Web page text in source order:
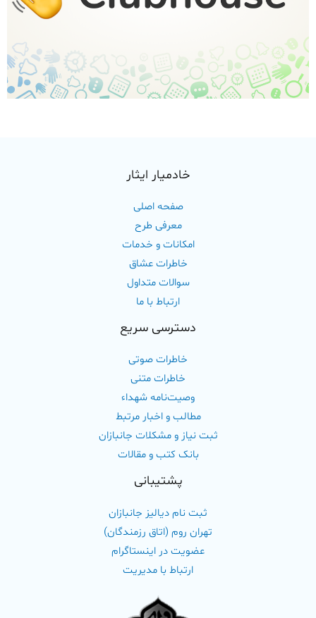
خادمیار ایثار
صفحه اصلی
معرفی طرح
امکانات و خدمات
خاطرات عشاق
سوالات متداول
ارتباط با ما
دسترسی سریع
خاطرات صوتی
خاطرات متنی
وصیت‌نامه شهداء
مطالب و اخبار مرتبط
ثبت نیاز و مشکلات جانبازان
بانک کتب و مقالات
پشتیبانی
ثبت نام دیالیز جانبازان
تهران روم (اتاق رزمندگان)
عضویت در اینستاگرام
ارتباط با مدیریت